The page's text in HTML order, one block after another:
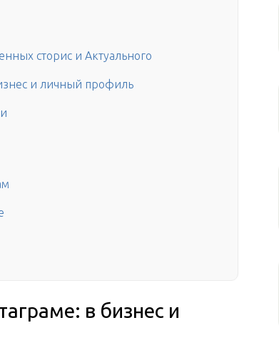
сторис и Актуального
и личный профиль
в бизнес и